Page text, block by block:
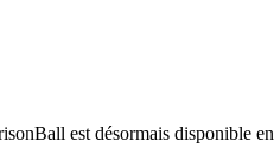
est désormais disponible